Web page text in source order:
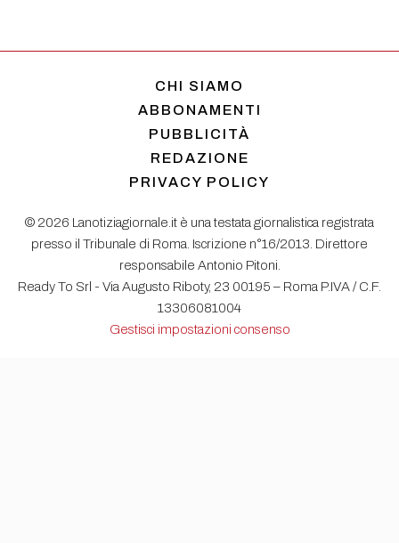
CHI SIAMO
ABBONAMENTI
PUBBLICITÀ
REDAZIONE
PRIVACY POLICY
© 2026 Lanotiziagiornale.it è una testata giornalistica registrata
presso il Tribunale di Roma. Iscrizione n°16/2013. Direttore
responsabile Antonio Pitoni.
Ready To Srl - Via Augusto Riboty, 23 00195 – Roma P.IVA / C.F.
13306081004
Gestisci impostazioni consenso